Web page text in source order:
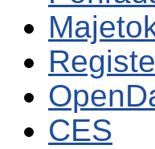
CES